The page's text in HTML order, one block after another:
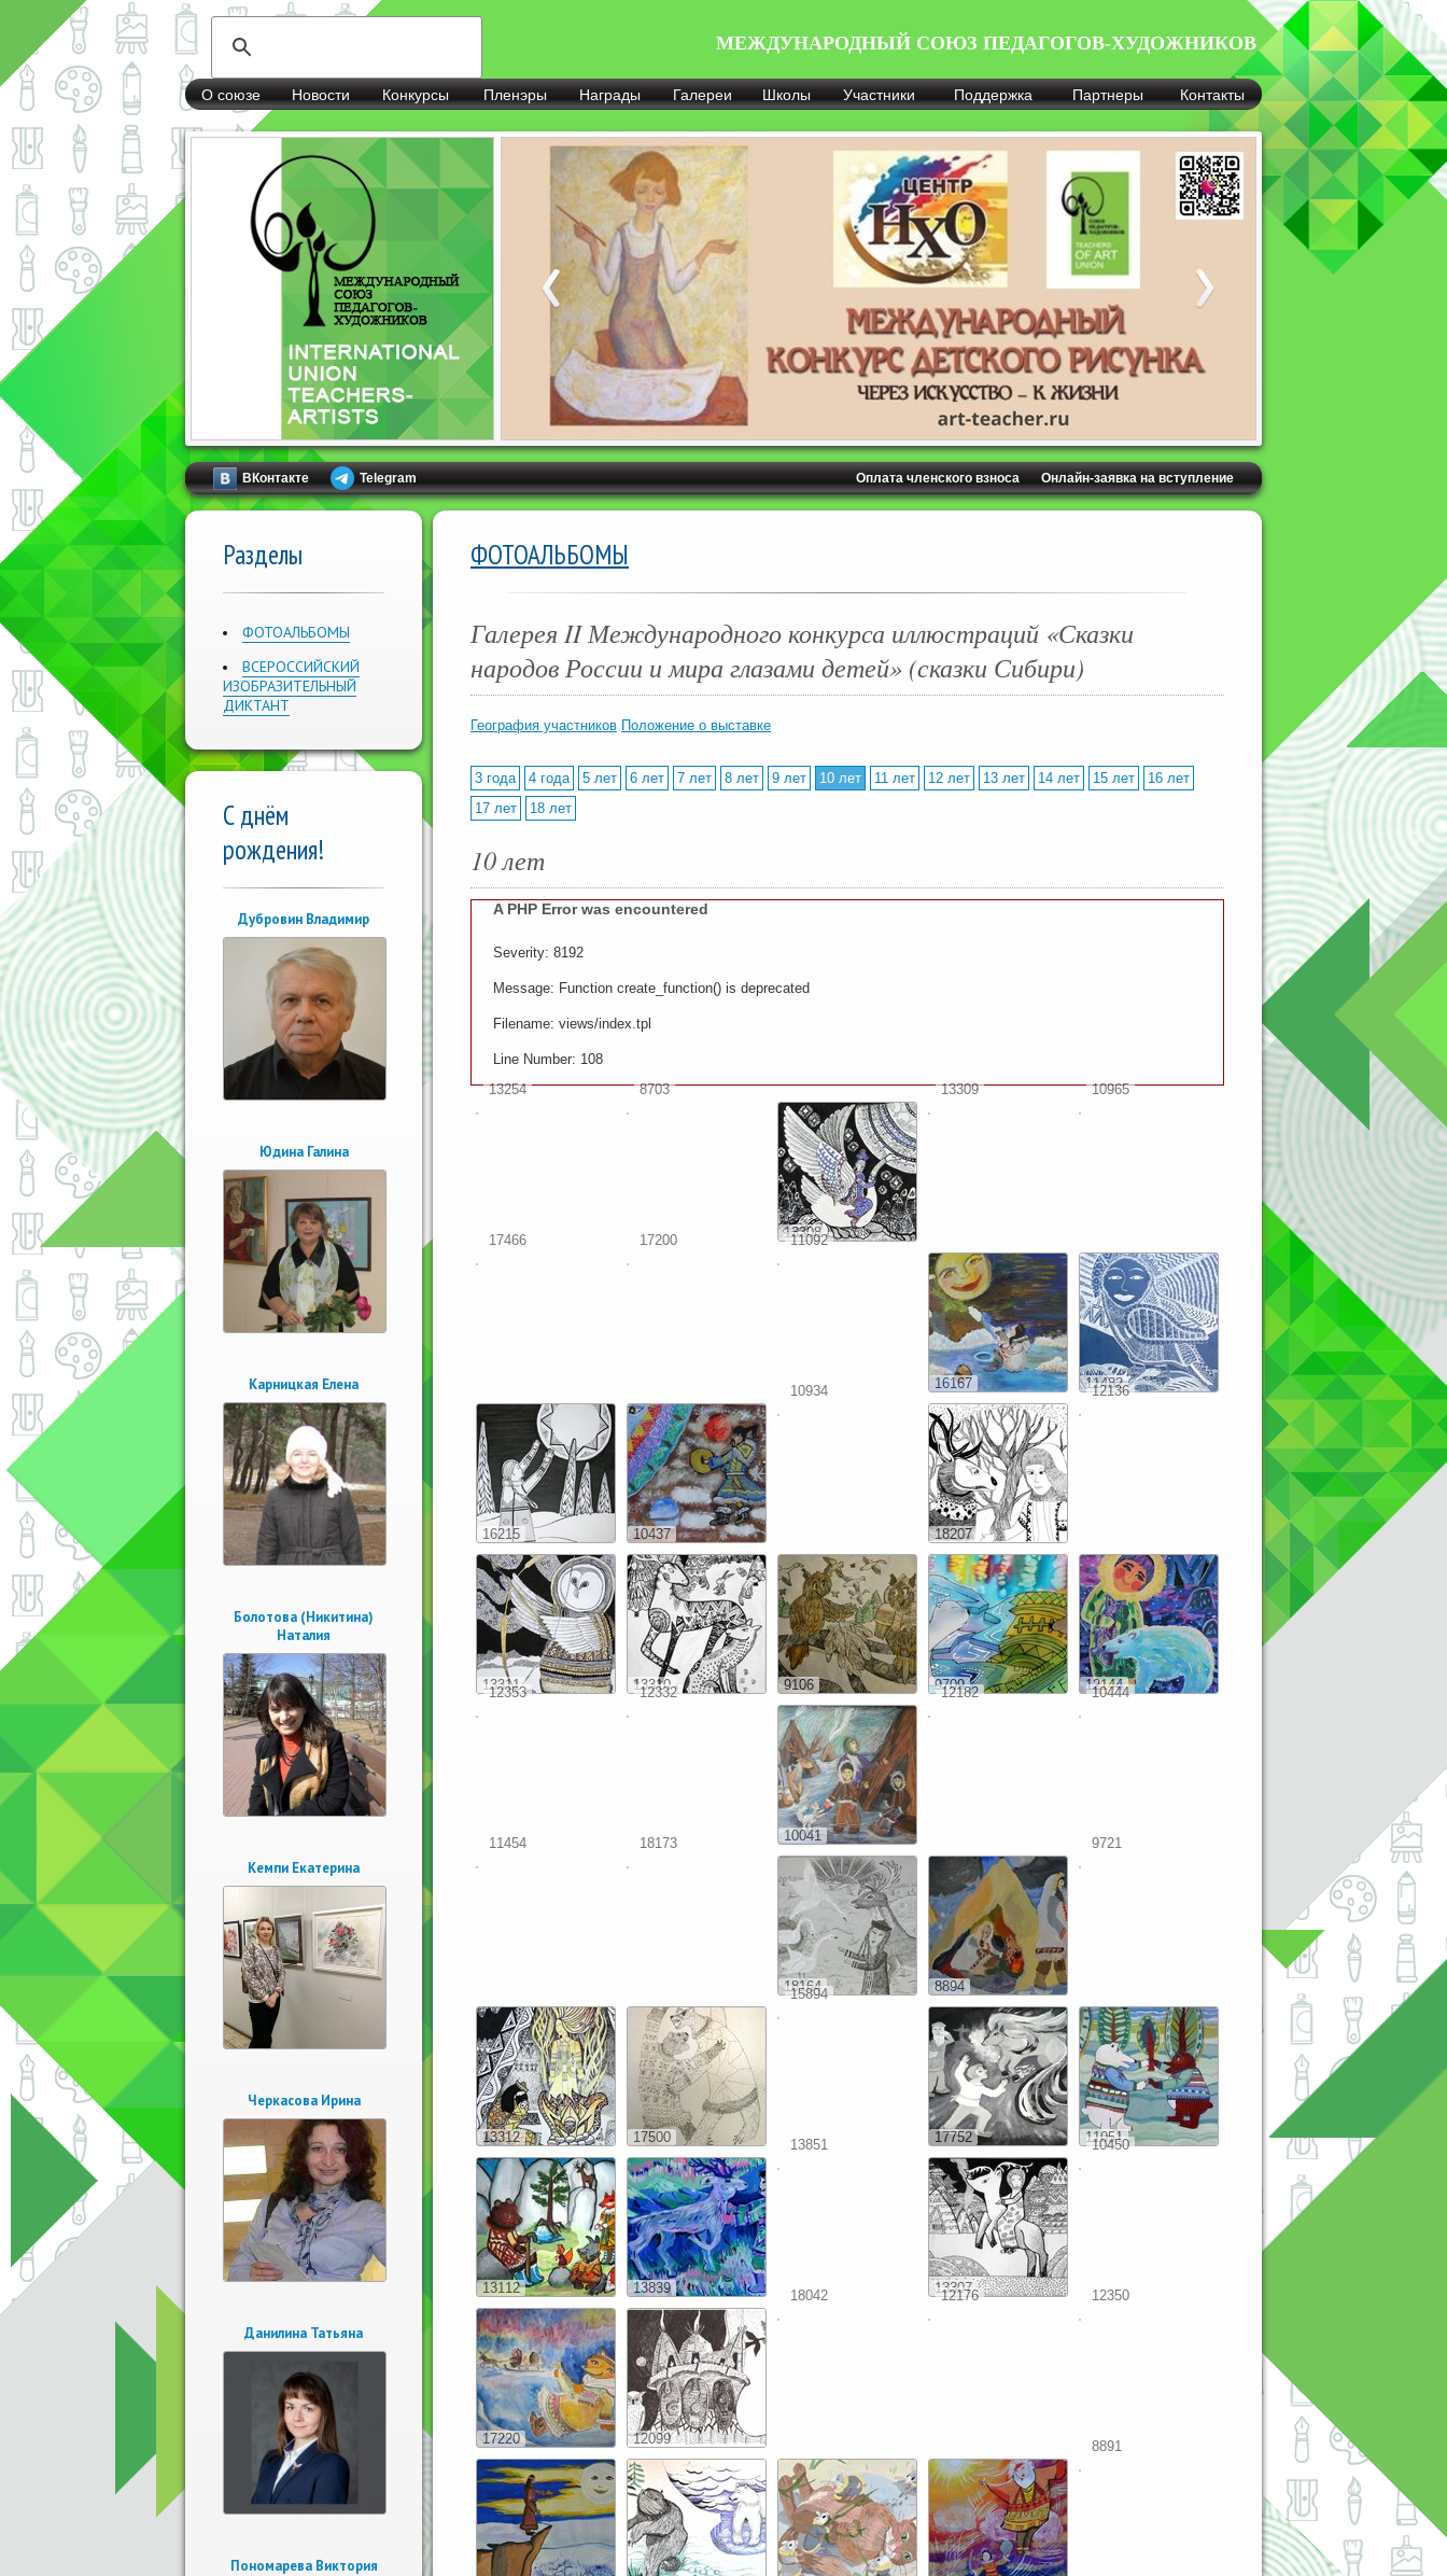
МЕЖДУНАРОДНЫЙ СОЮЗ ПЕДАГОГОВ-ХУДОЖНИКОВ
О союзе Новости Конкурсы Пленэры Награды Галереи Школы Участники Поддержка Партнеры Контакты
ВКонтакте Telegram Онлайн-заявка на вступление
Оплата членского взноса
Разделы
ФОТОАЛЬБОМЫ
ВСЕРОССИЙСКИЙ
ИЗОБРАЗИТЕЛЬНЫЙ
ДИКТАНТ
С днём
рождения!
Дубровин Владимир
Юдина Галина
Карницкая Елена
Болотова (Никитина)
Наталия
Кемпи Екатерина
Черкасова Ирина
Данилина Татьяна
Пономарева Виктория
ФОТОАЛЬБОМЫ
Галерея II Международного конкурса иллюстраций «Сказки
народов России и мира глазами детей» (сказки Сибири)
География участников Положение о выставке
3 года 4 года 5 лет 6 лет 7 лет 8 лет 9 лет 10 лет 11 лет 12 лет 13 лет 14 лет 15 лет
16 лет
17 лет
18 лет
10 лет
A PHP Error was encountered
Severity: 8192
Message: Function create_function() is deprecated
Filename: views/index.tpl
Line Number: 108
13254
8703
13308
13309 10965
17466 17200 11092
16167 11482
16215 10437
10934
18207
12136
13311 13310 9106 9709 12144
12353 12332
10041
12182 10444
11454 18173
18164 8894
9721
13312 17500
15894
17752 11051
13112 13839
13851
13307
10450
17220 12099
18042 12176 12350
8891